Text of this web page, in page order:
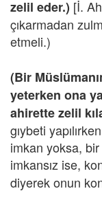
zelil eder.) [İ.
çıkarmadan
etmeli.)
(Bir
yeterken ona
ahirette zelil
gıybeti
imkan yoksa, bir
imkansız ise,
diyerek onun